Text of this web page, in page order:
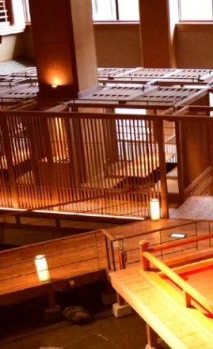
關，甫踏入旅館就令人覺得兩者簡